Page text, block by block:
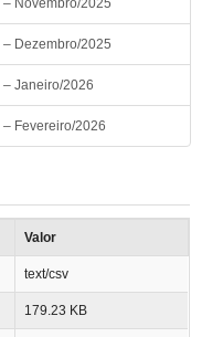
Novembro/2025
Dezembro/2025
Janeiro/2026
Fevereiro/2026
Valor
text/csv
179.23 KB